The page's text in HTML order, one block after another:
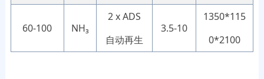
60-100 NH₃
2 x ADS
自动再生
3.5-10
1350*115
0*2100